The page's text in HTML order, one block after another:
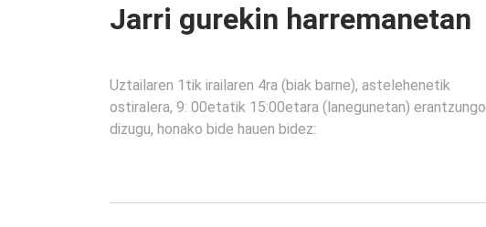
Jarri gurekin harremanetan
Uztailaren 1tik irailaren 4ra (biak barne), astelehenetik
ostiralera, 9: 00etatik 15:00etara (lanegunetan) erantzungo
dizugu, honako bide hauen bidez: